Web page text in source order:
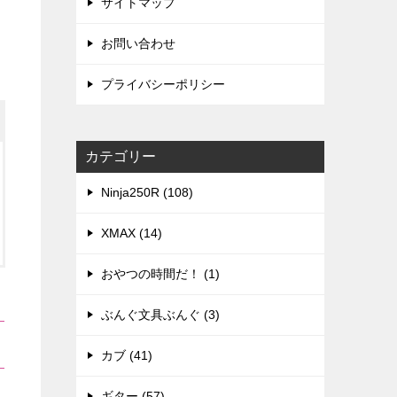
サイトマップ
お問い合わせ
プライバシーポリシー
カテゴリー
Ninja250R (108)
XMAX (14)
おやつの時間だ！ (1)
ぶんぐ文具ぶんぐ (3)
カブ (41)